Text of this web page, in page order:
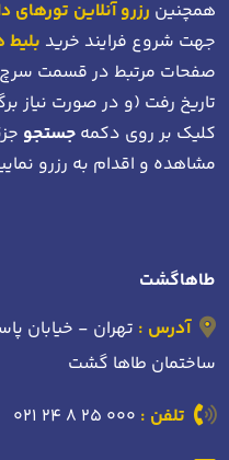
همچنین رزرو آنلاین تورهای
جهت شروع فرایند خرید بلیط
صفحات مرتبط در قسمت
تاریخ رفت (و در صورت نیاز
کلیک بر روی دکمه جستجو
مشاهده و اقدام به رزرو
طاهاگشت
آدرس : تهران - خیابان
ساختمان طاها گشت
تلفن : 021 24 8 25 000